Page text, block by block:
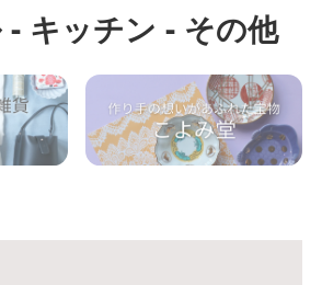
- キッチン - その他